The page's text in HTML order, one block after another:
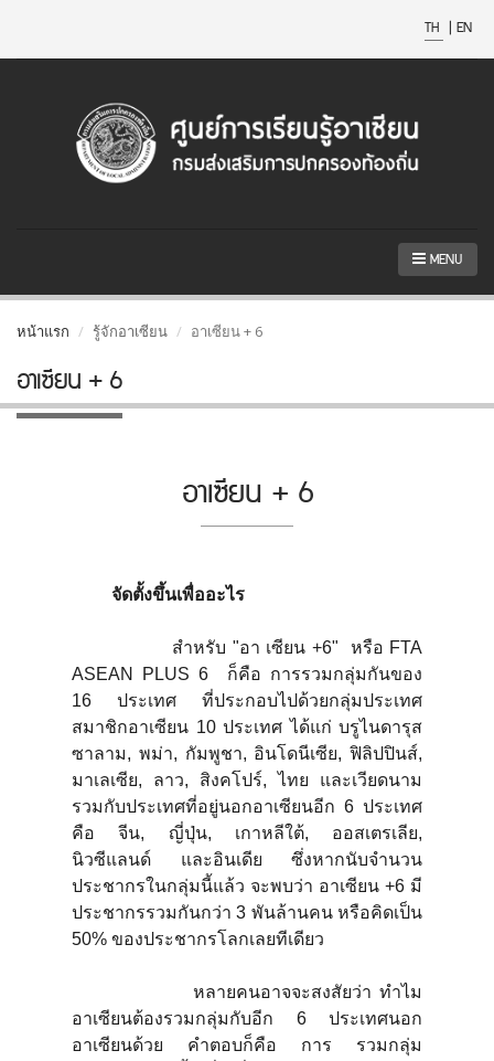
TH | EN
MENU
หน้าแรก รู้จักอาเซียน อาเซียน + 6
อาเซียน + 6
อาเซียน + 6
จัดตั้งขึ้นเพื่ออะไร
สำหรับ "อา เซียน +6" หรือ FTA
ASEAN PLUS 6 ก็คือ การรวมกลุ่มกันของ
16 ประเทศ ที่ประกอบไปด้วยกลุ่มประเทศ
สมาชิกอาเซียน 10 ประเทศ ได้แก่ บรูไนดารุส
ซาลาม, พม่า, กัมพูชา, อินโดนีเซีย, ฟิลิปปินส์,
มาเลเซีย, ลาว, สิงคโปร์, ไทย และเวียดนาม
รวมกับประเทศที่อยู่นอกอาเซียนอีก 6 ประเทศ
คือ จีน, ญี่ปุ่น, เกาหลีใต้, ออสเตรเลีย,
นิวซีแลนด์ และอินเดีย ซึ่งหากนับจำนวน
ประชากรในกลุ่มนี้แล้ว จะพบว่า อาเซียน +6 มี
ประชากรรวมกันกว่า 3 พันล้านคน หรือคิดเป็น
50% ของประชากรโลกเลยทีเดียว
หลายคนอาจจะสงสัยว่า ทำไม
อาเซียนต้องรวมกลุ่มกับอีก 6 ประเทศนอก
อาเซียนด้วย คำตอบก็คือ การ รวมกลุ่ม